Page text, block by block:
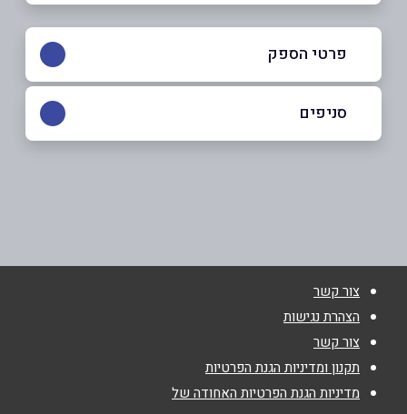
פרטי הספק
באתר
טלפון*
אימייל
סניפים
צור קשר
הצהרת נגישות
צור קשר
תקנון ומדיניות הגנת הפרטיות
מדיניות הגנת הפרטיות האחודה של